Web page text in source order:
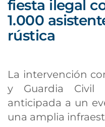
fiesta ilegal
1.000
rústica
La intervención
y Guardia
anticipada a un
una amplia